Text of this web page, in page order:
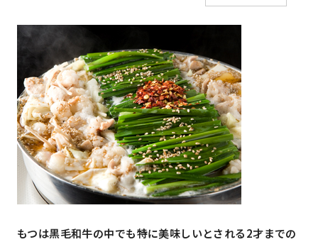
もつは黒毛和牛の中でも特に美味しいとされる2才までの